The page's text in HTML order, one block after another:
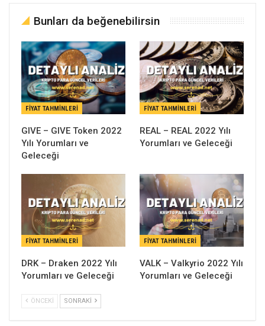
Bunları da beğenebilirsin
FIYAT TAHMINLERI
GIVE – GIVE Token 2022
Yılı Yorumları ve
Geleceği
FIYAT TAHMINLERI
REAL – REAL 2022 Yılı
Yorumları ve Geleceği
FIYAT TAHMINLERI
DRK – Draken 2022 Yılı
Yorumları ve Geleceği
FIYAT TAHMINLERI
VALK – Valkyrio 2022 Yılı
Yorumları ve Geleceği
ÖNCEKI SONRAKI